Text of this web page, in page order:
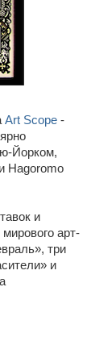
Art Scope -
Йорком,
Hagoromo
и
арт-
три
и